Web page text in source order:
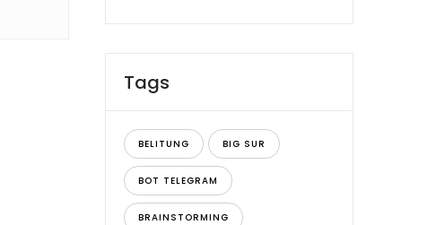
Tags
BELITUNG BIG SUR
BOT TELEGRAM
BRAINSTORMING